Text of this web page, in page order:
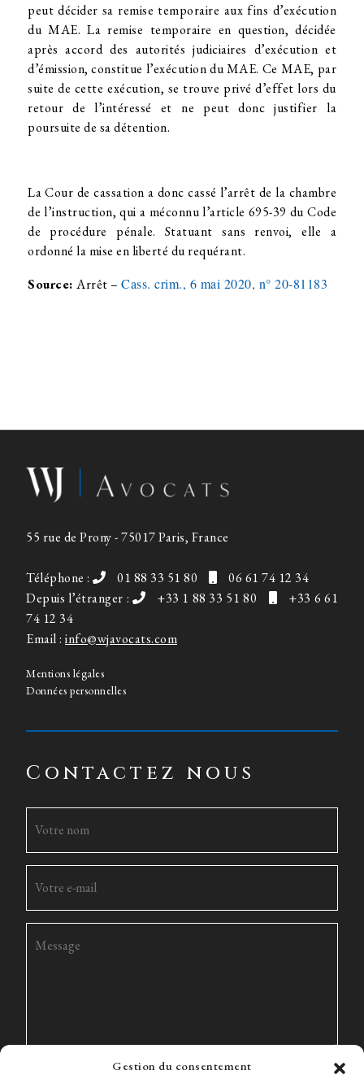
Gestion du consentement
peut décider sa remise temporaire aux fins d’exécution
du MAE. La remise temporaire en question, décidée
après accord des autorités judiciaires d’exécution et
d’émission, constitue l’exécution du MAE. Ce MAE, par
suite de cette exécution, se trouve privé d’effet lors du
retour de l’intéressé et ne peut donc justifier la
poursuite de sa détention.
La Cour de cassation a donc cassé l’arrêt de la chambre
de l’instruction, qui a méconnu l’article 695-39 du Code
de procédure pénale. Statuant sans renvoi, elle a
ordonné la mise en liberté du requérant.
Source: Arrêt – Cass. crim., 6 mai 2020, n° 20-81183
55 rue de Prony - 75017 Paris, France
Téléphone : 01 88 33 51 80
06 61 74 12 34
Depuis l’étranger :
+33 1 88 33 51 80
+33 6 61
74 12 34
Email : info@wjavocats.com
Mentions légales
Données personnelles
Contactez nous